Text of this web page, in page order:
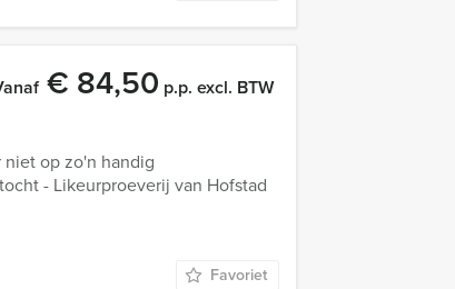
€ 84,50 p.p. excl. BTW
op zo'n handig
- Likeurproeverij van Hofstad
Favoriet